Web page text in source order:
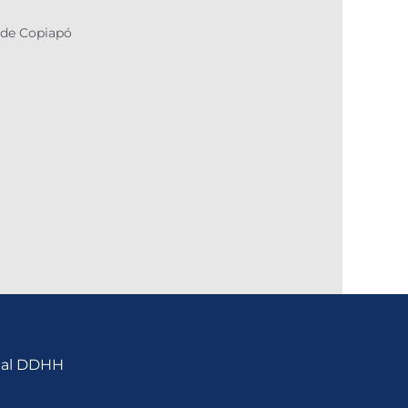
Copiapó
DDHH